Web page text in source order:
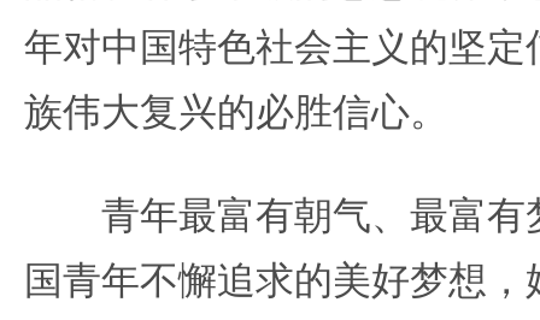
年对中国特色社会主义的坚
族伟大复兴的必胜信心。
青年最富有朝气、最富有
国青年不懈追求的美好梦想